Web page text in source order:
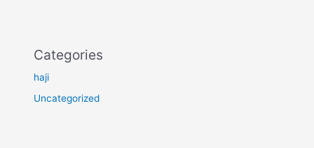
Categories
haji
Uncategorized